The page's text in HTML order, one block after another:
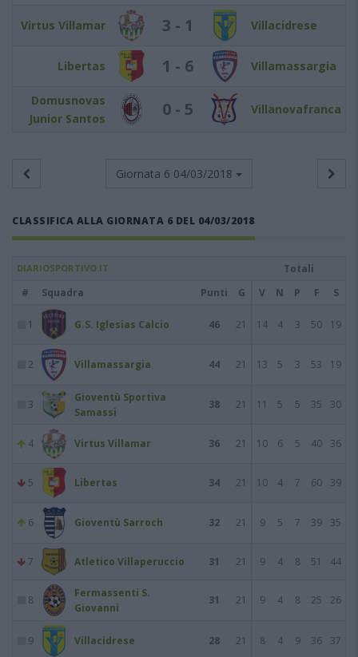
Virtus Villamar 3 - 1 Villacidrese
Libertas 1 - 6 Villamassargia
Domusnovas
Junior Santos
0 - 5 Villanovafranca
Giornata 6 04/03/2018
CLASSIFICA ALLA GIORNATA 6 DEL 04/03/2018
DIARIOSPORTIVO.IT
Totali
#
Squadra Punti G V N P F S
1 G.S. Iglesias Calcio 46 21 14 4 3 50 19
2 Villamassargia 44 21 13 5 3 53 19
3
Gioventù Sportiva
Samassi
38 21 11 5 5 35 30
4 Virtus Villamar 36 21 10 6 5 40 36
5 Libertas 34 21 10 4 7 60 39
6 Gioventù Sarroch 32 21 9 5 7 39 35
7 Atletico Villaperuccio 31 21 9 4 8 51 44
8
Fermassenti S.
Giovanni
31 21 9 4 8 25 26
9 Villacidrese 28 21 8 4 9 36 37